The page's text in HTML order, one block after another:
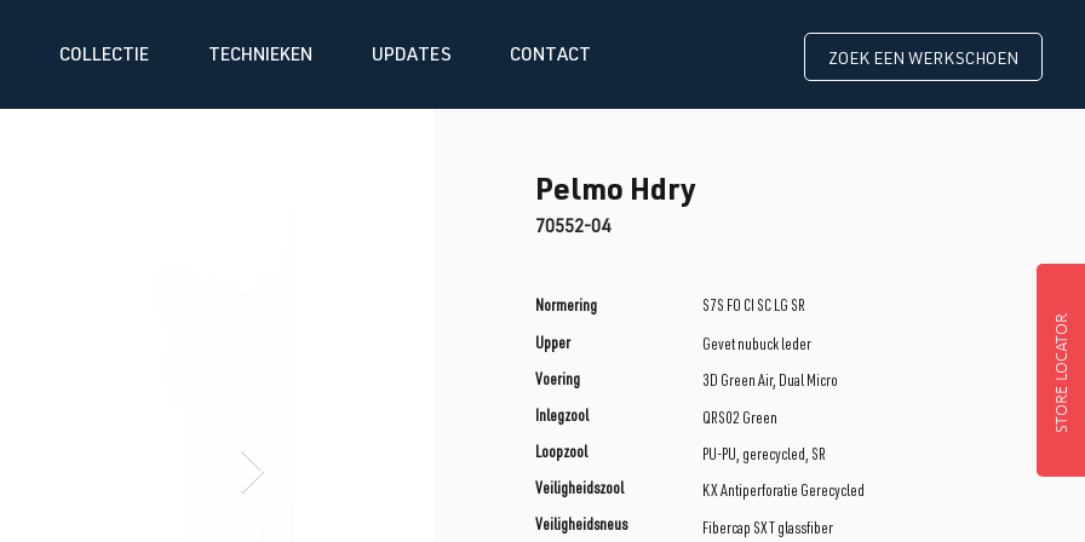
STORE LOCATOR
COLLECTIE TECHNIEKEN UPDATES CONTACT ZOEK EEN WERKSCHOEN
Pelmo Hdry
70552-04
Normering S7S FO CI SC LG SR
Upper Gevet nubuck leder
Voering 3D Green Air, Dual Micro
Inlegzool
QRS02 Green
Loopzool
PU-PU, gerecycled, SR
Veiligheidszool
KX Antiperforatie Gerecycled
Veiligheidsneus
Fibercap SXT glassfiber